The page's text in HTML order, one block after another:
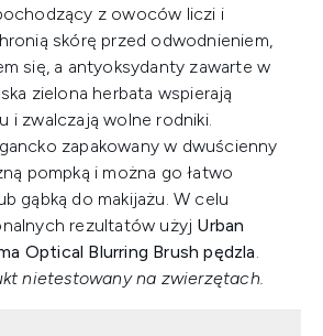
z owoców liczi i
skórę przed odwodnieniem,
się, a antyoksydanty zawarte w
zielona herbata wspierają
i zwalczają wolne rodniki.
zapakowany w dwuścienny
pompką i można go łatwo
gąbką do makijażu. W celu
rezultatów użyj Urban
Optical Blurring Brush pędzla.
nietestowany na zwierzętach.